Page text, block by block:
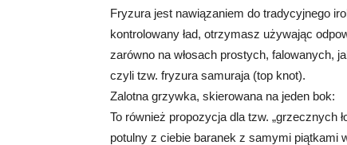
Fryzura jest nawiązaniem do tradycyjnego
kontrolowany ład, otrzymasz używając
zarówno na włosach prostych, falowanych,
czyli tzw. fryzura samuraja (top knot).
Zalotna grzywka, skierowana na jeden bok:
To również propozycja dla tzw. „grzecznych
potulny z ciebie baranek z samymi piątkami